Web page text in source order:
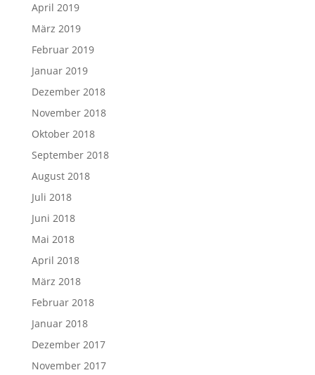
April 2019
März 2019
Februar 2019
Januar 2019
Dezember 2018
November 2018
Oktober 2018
September 2018
August 2018
Juli 2018
Juni 2018
Mai 2018
April 2018
März 2018
Februar 2018
Januar 2018
Dezember 2017
November 2017